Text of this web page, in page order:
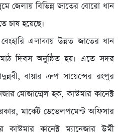
জেলায় বিভিন্ন জাতের বোরো ধান
চাষ হয়েছে।
এলাকায় উন্নত জাতের ধান
দিবস অনুষ্ঠিত হয়। এতে সদর
বায়ার ক্রপ সায়েন্সের রংপুর
মোজাম্মেল হক, কাস্টমার কানেক্ট
মার্কেট ডেভেলপমেন্ট অফিসার
কানেক্ট ম্যানেজার উর্মী